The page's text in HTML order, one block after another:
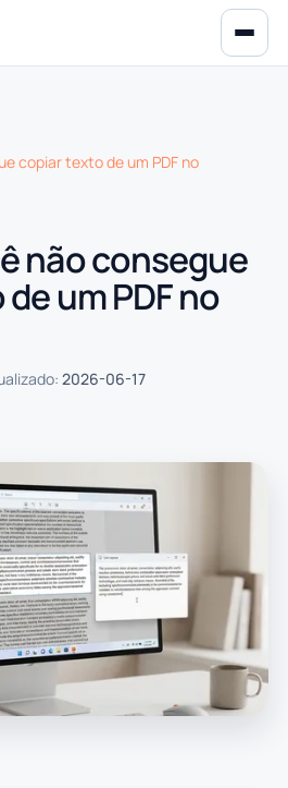
copiar texto de um PDF no
não consegue
um PDF no
2026-06-17